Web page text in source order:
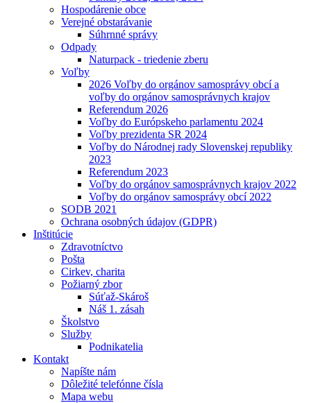
Hospodárenie obce
Verejné obstarávanie
Súhrnné správy
Odpady
Naturpack - triedenie zberu
Voľby
2026 Voľby do orgánov samosprávy obcí a
voľby do orgánov samosprávnych krajov
Referendum 2026
Voľby do Európskeho parlamentu 2024
Voľby prezidenta SR 2024
Voľby do Národnej rady Slovenskej republiky
2023
Referendum 2023
Voľby do orgánov samosprávnych krajov 2022
Voľby do orgánov samosprávy obcí 2022
SODB 2021
Ochrana osobných údajov (GDPR)
Inštitúcie
Zdravotníctvo
Pošta
Cirkev, charita
Požiarný zbor
Súťaž-Skároš
Náš 1. zásah
Školstvo
Služby
Podnikatelia
Kontakt
Napíšte nám
Dôležité telefónne čísla
Mapa webu